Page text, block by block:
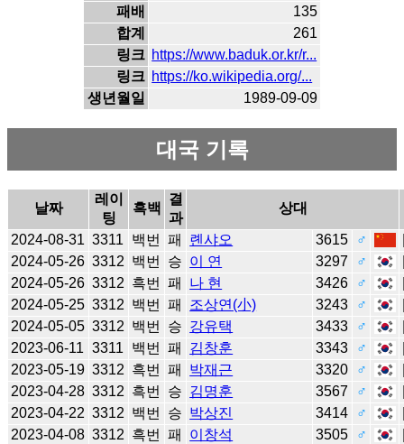
패배
135
합계
261
링크 https://www.baduk.or.kr/r...
링크 https://ko.wikipedia.org/...
생년월일
1989-09-09
대국 기록
날짜
레이
팅
흑백
결
과
상대
2024-08-31 3311 백번 패 롄샤오 3615 ♂
2024-05-26 3312 백번 승 이 연 3297 ♂
2024-05-26 3312 흑번 패 나 현 3426 ♂
2024-05-25 3312 백번 패 조상연(小) 3243 ♂
2024-05-05 3312 백번 승 강유택 3433 ♂
2023-06-11 3311 백번 패 김창훈 3343 ♂
2023-05-19 3312 흑번 패 박재근 3320 ♂
2023-04-28 3312 흑번 승 김명훈 3567 ♂
2023-04-22 3312 백번 승 박상진 3414 ♂
2023-04-08 3312 흑번 패 이창석 3505 ♂